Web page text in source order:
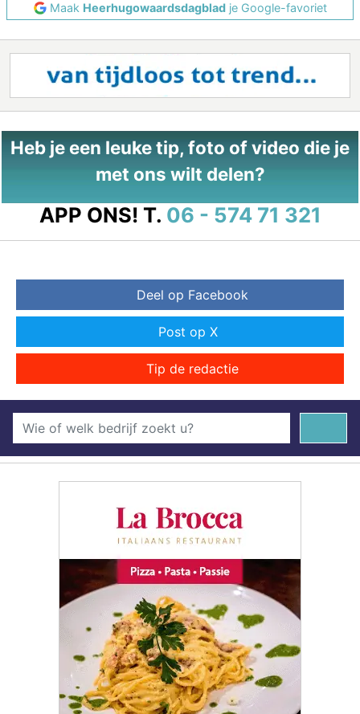
Maak Heerhugowaardsdagbladje Google-favoriet
Heb je een leuke tip, foto of video die je
met ons wilt delen?
APP ONS! T. 06 - 574 71 321
Deel op Facebook
Post op X
Tip de redactie